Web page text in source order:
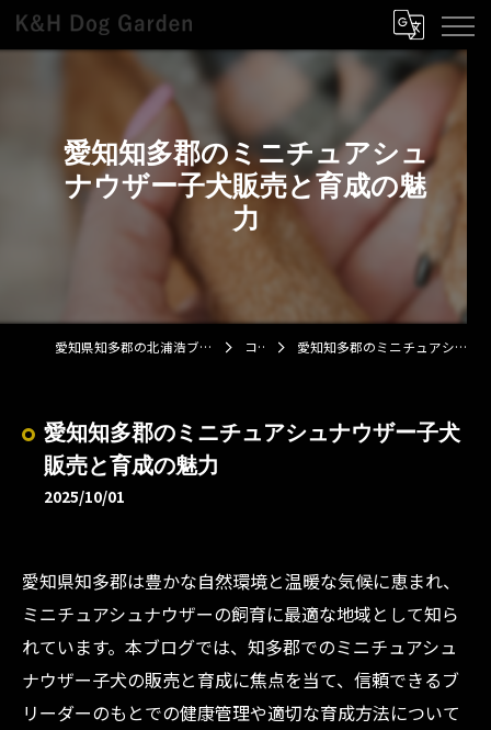
愛知知多郡のミニチュアシュ
ナウザー子犬販売と育成の魅
力
愛知県知多郡の北浦浩ブリーダーならK&H Dog Garden コラム 愛知知多郡のミニチュアシュナウザー子犬販売と育成の魅力
愛知知多郡のミニチュアシュナウザー子犬
販売と育成の魅力
2025/10/01
愛知県知多郡は豊かな自然環境と温暖な気候に恵まれ、
ミニチュアシュナウザーの飼育に最適な地域として知ら
れています。本ブログでは、知多郡でのミニチュアシュ
ナウザー子犬の販売と育成に焦点を当て、信頼できるブ
リーダーのもとでの健康管理や適切な育成方法について